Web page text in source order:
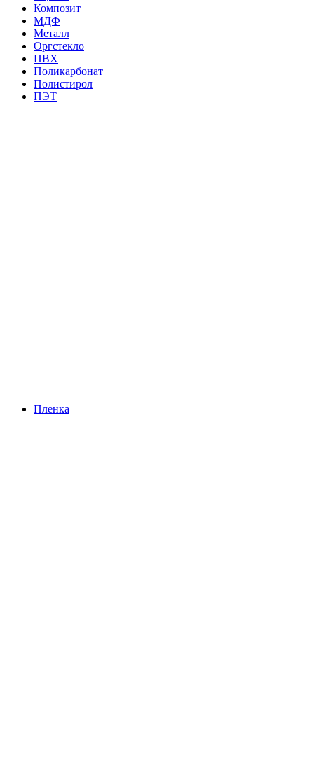
Композит
МДФ
Металл
Оргстекло
ПВХ
Поликарбонат
Полистирол
ПЭТ
Пленка